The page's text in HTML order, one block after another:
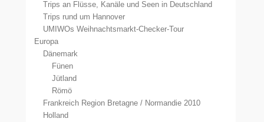
Trips an Flüsse, Kanäle und Seen in Deutschland
Trips rund um Hannover
UMIWOs Weihnachtsmarkt-Checker-Tour
Europa
Dänemark
Fünen
Jütland
Römö
Frankreich Region Bretagne / Normandie 2010
Holland